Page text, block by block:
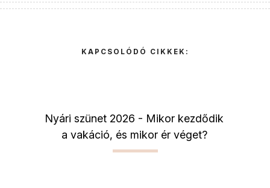
KAPCSOLÓDÓ CIKKEK:
Nyári szünet 2026 - Mikor kezdődik
a vakáció, és mikor ér véget?